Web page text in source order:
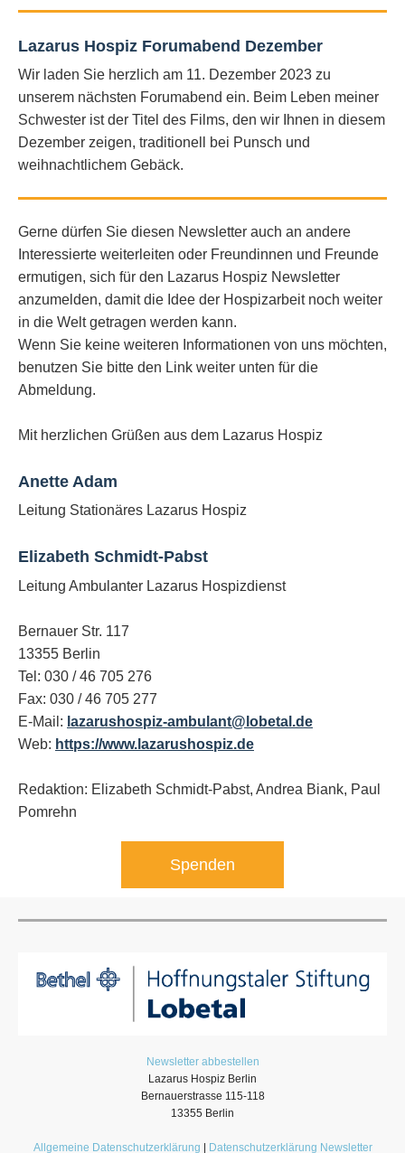
Lazarus Hospiz Forumabend Dezember
Wir laden Sie herzlich am 11. Dezember 2023 zu
unserem nächsten Forumabend ein. Beim Leben meiner
Schwester ist der Titel des Films, den wir Ihnen in diesem
Dezember zeigen, traditionell bei Punsch und
weihnachtlichem Gebäck.
Gerne dürfen Sie diesen Newsletter auch an andere
Interessierte weiterleiten oder Freundinnen und Freunde
ermutigen, sich für den Lazarus Hospiz Newsletter
anzumelden, damit die Idee der Hospizarbeit noch weiter
in die Welt getragen werden kann.
Wenn Sie keine weiteren Informationen von uns möchten,
benutzen Sie bitte den Link weiter unten für die
Abmeldung.
Mit herzlichen Grüßen aus dem Lazarus Hospiz
Anette Adam
Leitung Stationäres Lazarus Hospiz
Elizabeth Schmidt-Pabst
Leitung Ambulanter Lazarus Hospizdienst
Bernauer Str. 117
13355 Berlin
Tel: 030 / 46 705 276
Fax: 030 / 46 705 277
E-Mail: lazarushospiz-ambulant@lobetal.de
Web: https://www.lazarushospiz.de
Redaktion: Elizabeth Schmidt-Pabst, Andrea Biank, Paul
Pomrehn
Spenden
Newsletter abbestellen
Lazarus Hospiz Berlin
Bernauerstrasse 115-118
13355 Berlin
Allgemeine Datenschutzerklärung Datenschutzerklärung Newsletter